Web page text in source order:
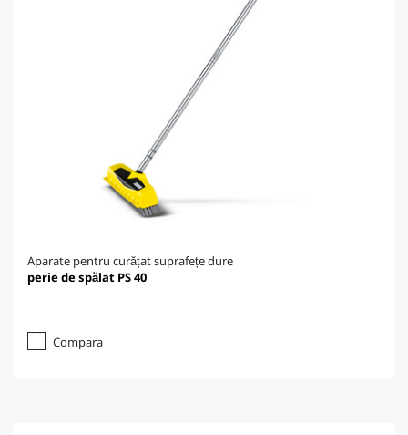
Aparate pentru curățat suprafețe dure
perie de spălat PS 40
Compara